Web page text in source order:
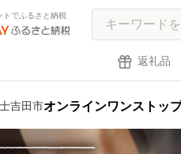
トでふるさと納税
返礼品
吉田市オンラインワンストッ